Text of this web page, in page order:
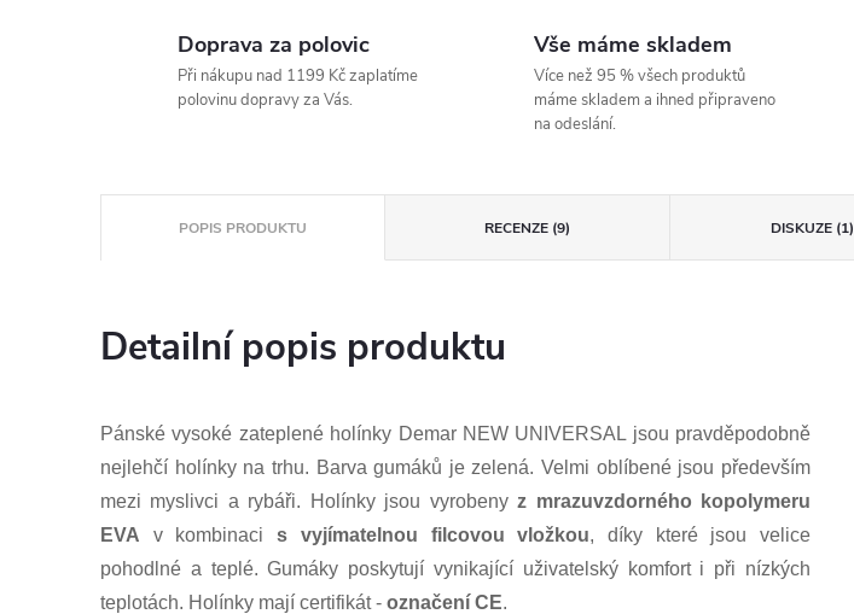
Doprava za polovic
Při nákupu nad 1199 Kč zaplatíme
polovinu dopravy za Vás.
Vše máme skladem
Více než 95 % všech produktů
máme skladem a ihned připraveno
na odeslání.
POPIS PRODUKTU RECENZE (9) DISKUZE (1)
Detailní popis produktu
Pánské vysoké zateplené holínky Demar NEW UNIVERSAL jsou pravděpodobně
nejlehčí holínky na trhu. Barva gumáků je zelená.Velmi oblíbené jsou především
mezi myslivci a rybáři.
Holínky jsou vyrobenyz mrazuvzdorného kopolymeru
EVA v kombinacis vyjímatelnou filcovou vložkou, díky které jsou velice
pohodlné a teplé. Gumáky poskytují vynikající uživatelský komfort i při nízkých
teplotách. Holínky mají certifikát - označení CE.